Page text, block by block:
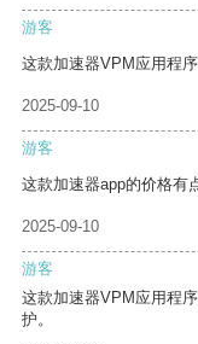
游客
这款加速器VPM应用程
2025-09-10
游客
这款加速器app的价格有
2025-09-10
游客
这款加速器VPM应用程
护。